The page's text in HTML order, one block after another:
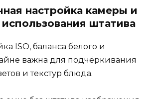
настройка камеры и
использования штатива
ISO, баланса белого и
важна для подчёркивания
и текстур блюда.